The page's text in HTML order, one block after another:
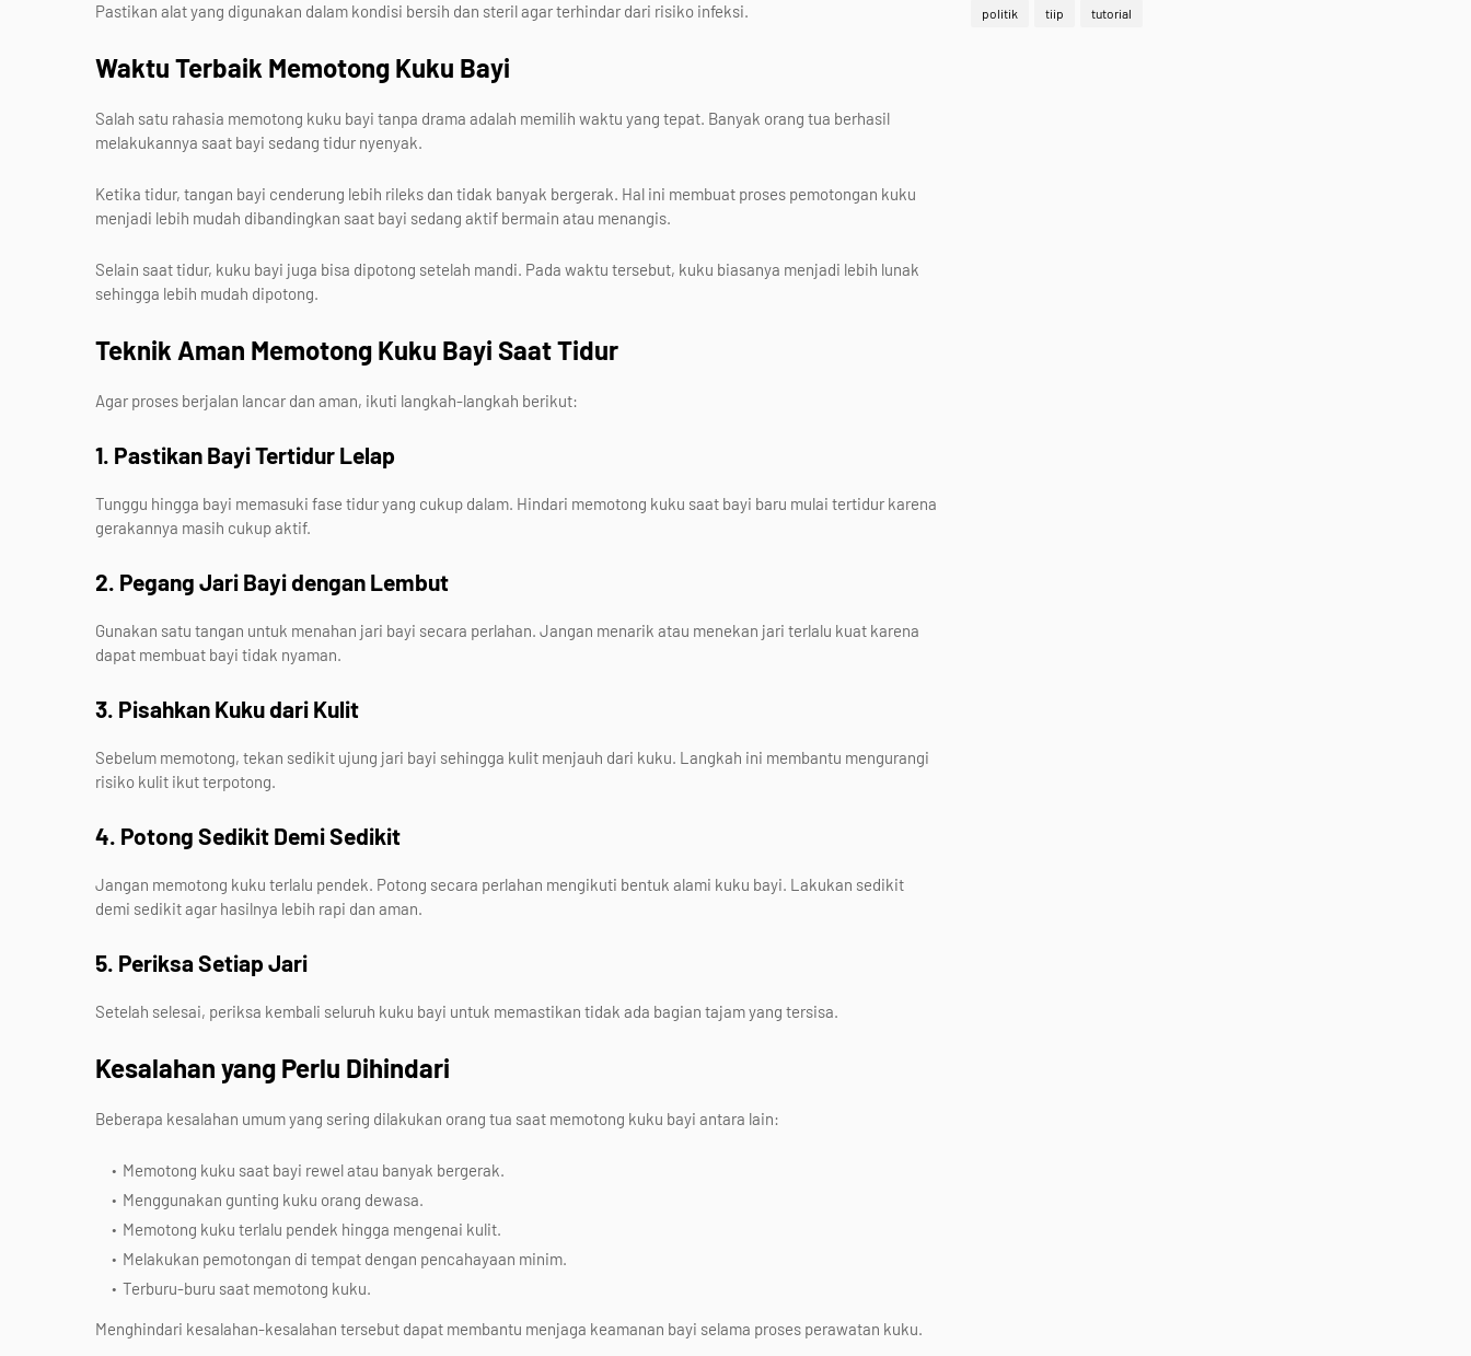
Pastikan alat yang digunakan dalam kondisi bersih dan steril agar terhindar dari risiko infeksi.
Waktu Terbaik Memotong Kuku Bayi
Salah satu rahasia memotong kuku bayi tanpa drama adalah memilih waktu yang tepat. Banyak orang tua berhasil
melakukannya saat bayi sedang tidur nyenyak.
Ketika tidur, tangan bayi cenderung lebih rileks dan tidak banyak bergerak. Hal ini membuat proses pemotongan kuku
menjadi lebih mudah dibandingkan saat bayi sedang aktif bermain atau menangis.
Selain saat tidur, kuku bayi juga bisa dipotong setelah mandi. Pada waktu tersebut, kuku biasanya menjadi lebih lunak
sehingga lebih mudah dipotong.
Teknik Aman Memotong Kuku Bayi Saat Tidur
Agar proses berjalan lancar dan aman, ikuti langkah-langkah berikut:
1. Pastikan Bayi Tertidur Lelap
Tunggu hingga bayi memasuki fase tidur yang cukup dalam. Hindari memotong kuku saat bayi baru mulai tertidur karena
gerakannya masih cukup aktif.
2. Pegang Jari Bayi dengan Lembut
Gunakan satu tangan untuk menahan jari bayi secara perlahan. Jangan menarik atau menekan jari terlalu kuat karena
dapat membuat bayi tidak nyaman.
3. Pisahkan Kuku dari Kulit
Sebelum memotong, tekan sedikit ujung jari bayi sehingga kulit menjauh dari kuku. Langkah ini membantu mengurangi
risiko kulit ikut terpotong.
4. Potong Sedikit Demi Sedikit
Jangan memotong kuku terlalu pendek. Potong secara perlahan mengikuti bentuk alami kuku bayi. Lakukan sedikit
demi sedikit agar hasilnya lebih rapi dan aman.
5. Periksa Setiap Jari
Setelah selesai, periksa kembali seluruh kuku bayi untuk memastikan tidak ada bagian tajam yang tersisa.
Kesalahan yang Perlu Dihindari
Beberapa kesalahan umum yang sering dilakukan orang tua saat memotong kuku bayi antara lain:
Memotong kuku saat bayi rewel atau banyak bergerak.
Menggunakan gunting kuku orang dewasa.
Memotong kuku terlalu pendek hingga mengenai kulit.
Melakukan pemotongan di tempat dengan pencahayaan minim.
Terburu-buru saat memotong kuku.
Menghindari kesalahan-kesalahan tersebut dapat membantu menjaga keamanan bayi selama proses perawatan kuku.
politik tiip tutorial